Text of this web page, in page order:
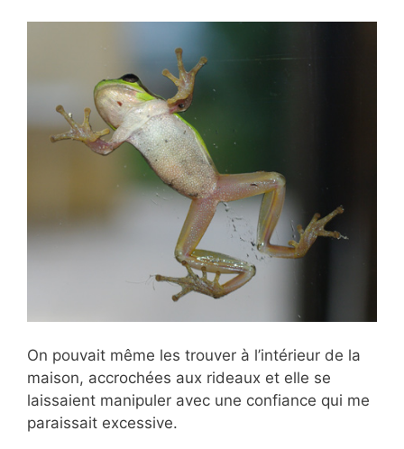
On pouvait même les trouver à l’intérieur de la
maison, accrochées aux rideaux et elle se
laissaient manipuler avec une confiance qui me
paraissait excessive.